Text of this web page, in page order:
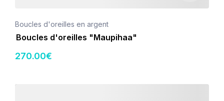
Boucles d'oreilles en argent
Boucles d'oreilles "Maupihaa"
270.00€